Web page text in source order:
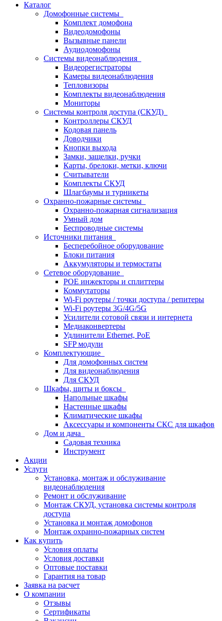
Каталог
Домофонные системы
Комплект домофона
Видеодомофоны
Вызывные панели
Аудиодомофоны
Системы видеонаблюдения
Видеорегистраторы
Камеры видеонаблюдения
Тепловизоры
Комплекты видеонаблюдения
Мониторы
Системы контроля доступа (СКУД)
Контроллеры СКУД
Кодовая панель
Доводчики
Кнопки выхода
Замки, защелки, ручки
Карты, брелоки, метки, ключи
Считыватели
Комплекты СКУД
Шлагбаумы и турникеты
Охранно-пожарные системы
Охранно-пожарная сигнализация
Умный дом
Беспроводные системы
Источники питания
Бесперебойное оборудование
Блоки питания
Аккумуляторы и термостаты
Сетевое оборудование
POE инжекторы и сплиттеры
Коммутаторы
Wi-Fi роутеры / точки доступа / репитеры
Wi-Fi роутеры 3G/4G/5G
Усилители сотовой связи и интернета
Медиаконвертеры
Удлинители Ethernet, PoE
SFP модули
Комплектующие
Для домофонных систем
Для видеонаблюдения
Для СКУД
Шкафы, щиты и боксы
Напольные шкафы
Настенные шкафы
Климатические шкафы
Аксессуары и компоненты СКС для шкафов
Дом и дача
Садовая техника
Инструмент
Акции
Услуги
Установка, монтаж и обслуживание
видеонаблюдения
Ремонт и обслуживание
Монтаж СКУД, установка системы контроля
доступа
Установка и монтаж домофонов
Монтаж охранно-пожарных систем
Как купить
Условия оплаты
Условия доставки
Оптовые поставки
Гарантия на товар
Заявка на расчет
О компании
Отзывы
Сертификаты